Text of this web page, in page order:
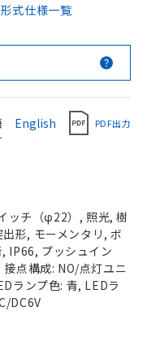
式仕様一覧
English PDF出力
ッチ（φ22）, 照光, 樹
形, モーメンタリ, ボ
IP66, プッシュイン
点構成: NO/点灯ユニ
ランプ色: 青, LEDラ
DC6V